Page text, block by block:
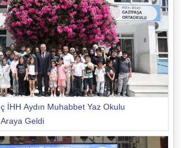
İHH Aydın Muhabbet Yaz Okulu
Geldi